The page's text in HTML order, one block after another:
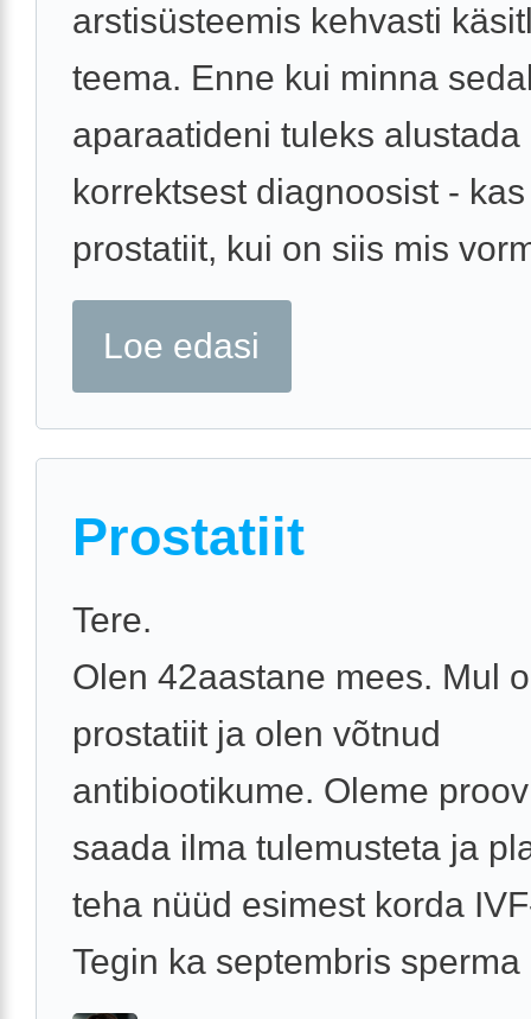
arstisüsteemis kehvasti
teema. Enne kui minna
aparaatideni tuleks alustada
korrektsest diagnoosist -
prostatiit, kui on siis mis
Loe edasi
Prostatiit
Tere.
Olen 42aastane mees. Mul
prostatiit ja olen võtnud
antibiootikume. Oleme
saada ilma tulemusteta ja
teha nüüd esimest korda
Tegin ka septembris sperma